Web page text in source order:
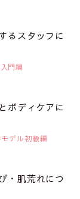
るスタッフに
門編
ボディケアに
モデル初級編
・肌荒れにつ